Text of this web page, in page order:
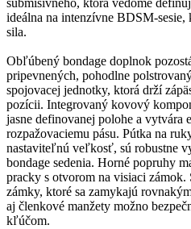
submisívneho, ktorá vedome
ideálna na intenzívne BDSM-sesie,
sila.
Obľúbený bondage doplnok
pripevnených, pohodlne
spojovacej jednotky, ktorá drží
pozícii. Integrovaný kovový
jasne definovanej polohe a vytvára
rozpažovaciemu pásu. Pútka na
nastaviteľnú veľkosť, sú robustne
bondage sedenia. Horné popruhy
pracky s otvorom na visiaci zámok.
zámky, ktoré sa zamykajú
aj členkové manžety možno
kľúčom.